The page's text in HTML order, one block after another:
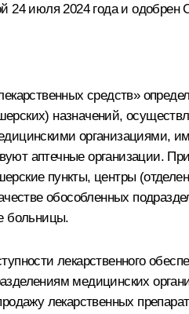
24 июля 2024 года и одобрен
средств»
назначений,
аптечные организации.
пункты, центры
обособленных
больницы.
лекарственного
медицинских
лекарственных